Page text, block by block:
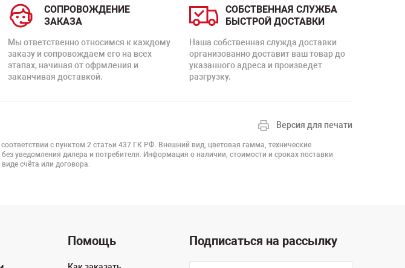
СОПРОВОЖДЕНИЕ
ЗАКАЗА
Мы ответственно относимся к каждому
заказу и сопровождаем его на всех
этапах, начиная от офрмления и
заканчивая доставкой.
СОБСТВЕННАЯ СЛУЖБА
БЫСТРОЙ ДОСТАВКИ
Наша собственная служда доставки
организованно доставит ваш товар до
указанного адреса и произведет
разгрузку.
Версия для печати
с пунктом 2 статьи 437 ГК РФ. Внешний вид, цветовая гамма, технические
уведомления дилера и потребителя. Информация о наличии, стоимости и сроках поставки
счёта или договора.
Помощь Подписаться на рассылку